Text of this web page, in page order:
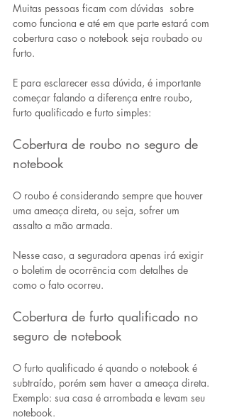
Muitas pessoas ficam com dúvidas  sobre
como funciona e até em que parte estará com
cobertura caso o notebook seja roubado ou
furto.
E para esclarecer essa dúvida, é importante
começar falando a diferença entre roubo,
furto qualificado e furto simples:
Cobertura de roubo no seguro de
notebook
O roubo é considerando sempre que houver
uma ameaça direta, ou seja, sofrer um
assalto a mão armada.
Nesse caso, a seguradora apenas irá exigir
o boletim de ocorrência com detalhes de
como o fato ocorreu.
Cobertura de furto qualificado no
seguro de notebook
O furto qualificado é quando o notebook é
subtraído, porém sem haver a ameaça direta.
Exemplo: sua casa é arrombada e levam seu
notebook.